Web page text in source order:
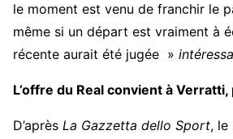
le moment est venu de franchir le
même si un départ est vraiment à
récente aurait été jugée »
L’offre du Real convient à Verratti,
D’après La Gazzetta dello Sport, le